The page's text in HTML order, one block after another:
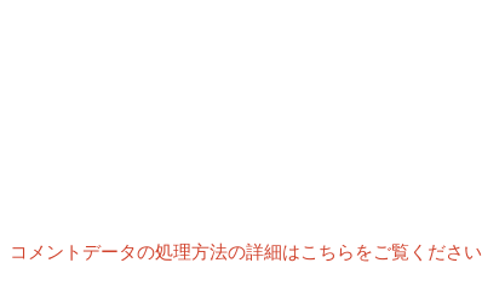
コメントデータの処理方法の詳細はこちらをご覧ください